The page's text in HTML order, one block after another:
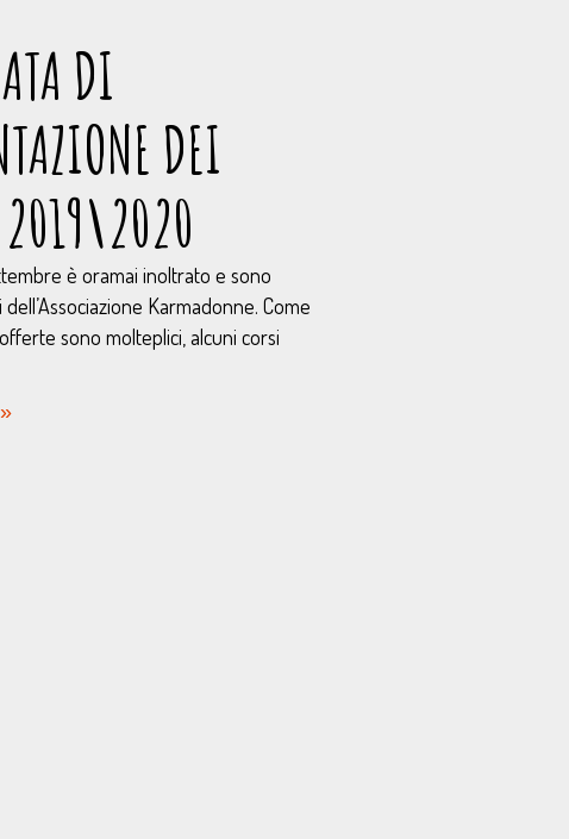
DI
DEI
2019\2020
è oramai inoltrato e sono
Karmadonne. Come
sono molteplici, alcuni corsi